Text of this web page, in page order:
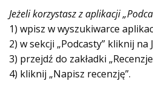
Jeżeli korzystasz z aplikacji
1) wpisz w wyszukiwarce
2) w sekcji „Podcasty” kliknij na
3) przejdź do zakładki
4) kliknij „Napisz recenzję”.